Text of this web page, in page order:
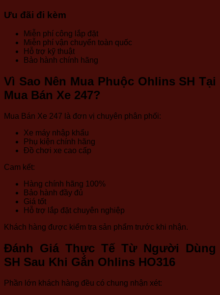
Ưu đãi đi kèm
Miễn phí công lắp đặt
Miễn phí vận chuyển toàn quốc
Hỗ trợ kỹ thuật
Bảo hành chính hãng
Vì Sao Nên Mua Phuộc Ohlins SH Tại
Mua Bán Xe 247?
Mua Bán Xe 247 là đơn vị chuyên phân phối:
Xe máy nhập khẩu
Phụ kiện chính hãng
Đồ chơi xe cao cấp
Cam kết:
Hàng chính hãng 100%
Bảo hành đầy đủ
Giá tốt
Hỗ trợ lắp đặt chuyên nghiệp
Khách hàng được kiểm tra sản phẩm trước khi nhận.
Đánh Giá Thực Tế Từ Người Dùng
SH Sau Khi Gắn Ohlins HO316
Phần lớn khách hàng đều có chung nhận xét: